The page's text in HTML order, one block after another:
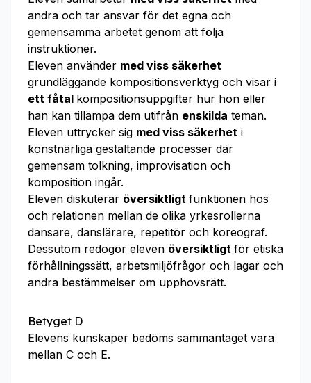
andra och tar ansvar för det egna och
gemensamma arbetet genom att följa
instruktioner.
Eleven använder med viss säkerhet
grundläggande kompositionsverktyg och visar i
ett fåtal kompositionsuppgifter hur hon eller
han kan tillämpa dem utifrån enskilda teman.
Eleven uttrycker sig med viss säkerhet i
konstnärliga gestaltande processer där
gemensam tolkning, improvisation och
komposition ingår.
Eleven diskuterar översiktligt funktionen hos
och relationen mellan de olika yrkesrollerna
dansare, danslärare, repetitör och koreograf.
Dessutom redogör eleven översiktligt för etiska
förhållningssätt, arbetsmiljöfrågor och lagar och
andra bestämmelser om upphovsrätt.
Betyget D
Elevens kunskaper bedöms sammantaget vara
mellan C och E.